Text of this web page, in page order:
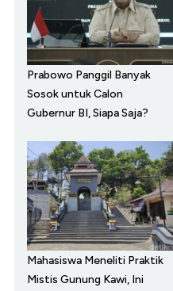
Prabowo Panggil Banyak
Sosok untuk Calon
Gubernur BI, Siapa Saja?
Mahasiswa Meneliti Praktik
Mistis Gunung Kawi, Ini